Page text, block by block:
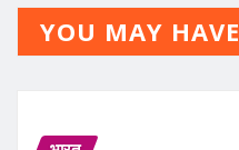
YOU MAY